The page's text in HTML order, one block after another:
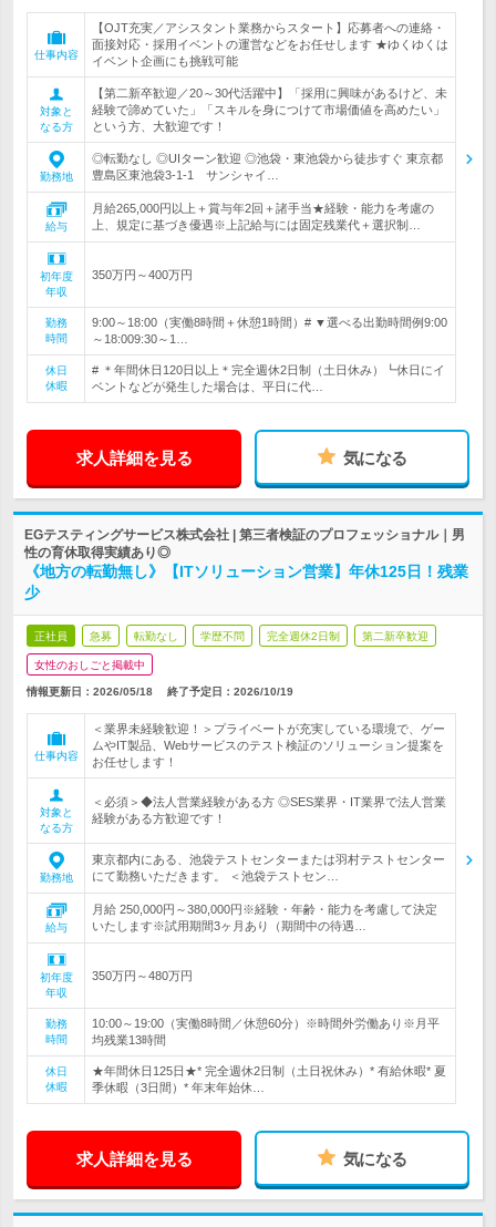
仕事内容
【OJT充実／アシスタント業務からスタート】応募者への連絡・
面接対応・採用イベントの運営などをお任せします ★ゆくゆくは
イベント企画にも挑戦可能
対象と
なる方
【第二新卒歓迎／20～30代活躍中】「採用に興味があるけど、未
経験で諦めていた」「スキルを身につけて市場価値を高めたい」
という方、大歓迎です！
勤務地
◎転勤なし ◎UIターン歓迎 ◎池袋・東池袋から徒歩すぐ 東京都
豊島区東池袋3-1-1 サンシャイ…
給与
月給265,000円以上＋賞与年2回＋諸手当★経験・能力を考慮の
上、規定に基づき優遇※上記給与には固定残業代＋選択制…
初年度
年収
350万円～400万円
勤務
時間
9:00～18:00（実働8時間＋休憩1時間）# ▼選べる出勤時間例9:00
～18:009:30～1…
休日
休暇
# ＊年間休日120日以上＊完全週休2日制（土日休み）┗休日にイ
ベントなどが発生した場合は、平日に代…
求人詳細を見る 気になる
EGテスティングサービス株式会社 | 第三者検証のプロフェッショナル｜男
性の育休取得実績あり◎
《地方の転勤無し》【ITソリューション営業】年休125日！残業
少
正社員 急募 転勤なし 学歴不問 完全週休2日制 第二新卒歓迎
女性のおしごと掲載中
情報更新日：2026/05/18 終了予定日： 2026/10/19
仕事内容
＜業界未経験歓迎！＞プライベートが充実している環境で、ゲー
ムやIT製品、Webサービスのテスト検証のソリューション提案を
お任せします！
対象と
なる方
＜必須＞◆法人営業経験がある方 ◎SES業界・IT業界で法人営業
経験がある方歓迎です！
勤務地
東京都内にある、池袋テストセンターまたは羽村テストセンター
にて勤務いただきます。 ＜池袋テストセン…
給与
月給 250,000円～380,000円※経験・年齢・能力を考慮して決定
いたします※試用期間3ヶ月あり（期間中の待遇…
初年度
年収
350万円～480万円
勤務
時間
10:00～19:00（実働8時間／休憩60分）※時間外労働あり※月平
均残業13時間
休日
休暇
★年間休日125日★* 完全週休2日制（土日祝休み）* 有給休暇* 夏
季休暇（3日間）* 年末年始休…
求人詳細を見る 気になる